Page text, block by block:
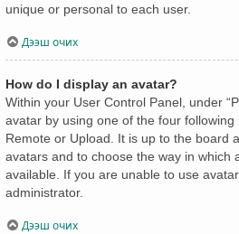
unique or personal to each user.
Дээш очих
How do I display an avatar?
Within your User Control Panel, under
avatar by using one of the four following
Remote or Upload. It is up to the board
avatars and to choose the way in which
available. If you are unable to use
administrator.
Дээш очих